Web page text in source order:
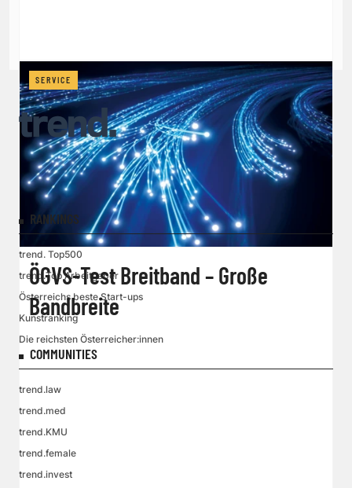
SERVICE
ÖGVS-Test Breitband – Große
Bandbreite
RANKINGS
trend. Top500
trend.Top Arbeitgeber
Österreichs beste Start-ups
Kunstranking
Die reichsten Österreicher:innen
COMMUNITIES
trend.law
trend.med
trend.KMU
trend.female
trend.invest